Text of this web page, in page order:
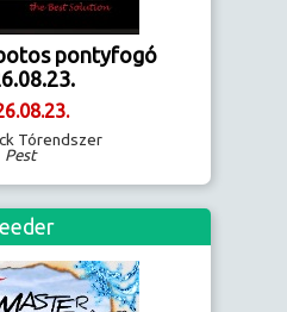
pontyfogó
Tórendszer
Pest